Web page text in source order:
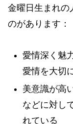
金曜日生まれの
のがあります：
愛情深く魅
愛情を大切
美意識が高
などに対し
れている